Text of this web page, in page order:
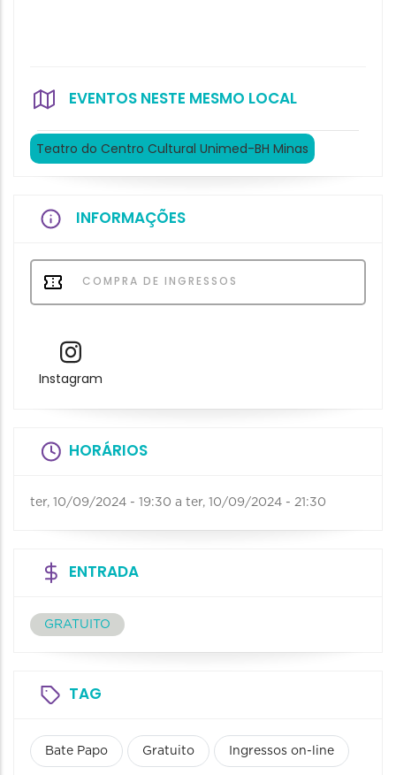
EVENTOS NESTE MESMO LOCAL
Teatro do Centro Cultural Unimed-BH Minas
INFORMAÇÕES
COMPRA DE INGRESSOS
Instagram
HORÁRIOS
ter, 10/09/2024 - 19:30 a ter, 10/09/2024 - 21:30
ENTRADA
GRATUITO
TAG
Bate Papo Gratuito Ingressos on-line